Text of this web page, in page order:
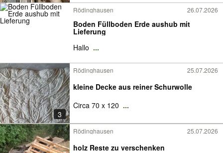
Rödinghausen 26.07.2026
Boden Füllboden Erde aushub mit
Lieferung
Hallo ...
3
Rödinghausen 25.07.2026
kleine Decke aus reiner Schurwolle
Circa 70 x 120 ...
Rödinghausen 25.07.2026
holz Reste zu verschenken